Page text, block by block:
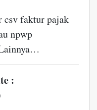
csv faktur pajak
npwp
: